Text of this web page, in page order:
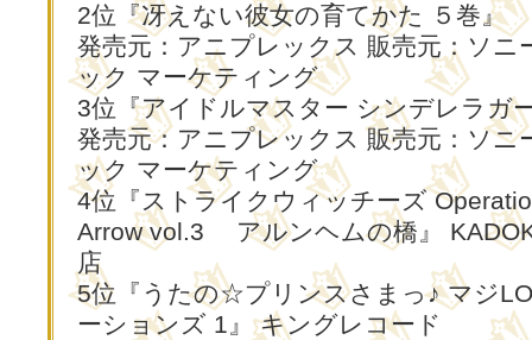
2位『冴えない彼女の育てかた ５巻』
発売元：アニプレックス 販売元：ソニ
ック マーケティング
3位『アイドルマスター シンデレラガ
発売元：アニプレックス 販売元：ソニ
ック マーケティング
4位『ストライクウィッチーズ
Arrow vol.3 アルンヘムの橋』
店
5位『うたの☆プリンスさまっ♪ マジ
ーションズ 1』 キングレコード